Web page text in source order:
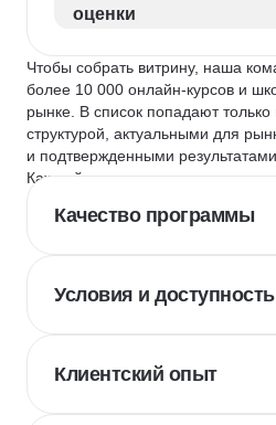
оценки
Чтобы собрать витрину, наша
более 10 000 онлайн-курсов и
рынке. В список попадают
структурой, актуальными для
и подтвержденными результатами
Каждый курс и школу мы
Качество программы
Условия и доступность
Клиентский опыт